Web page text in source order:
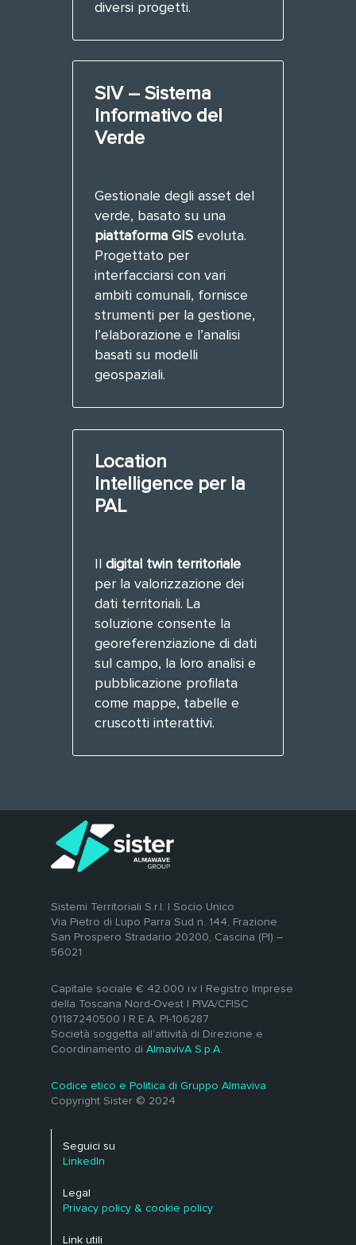
diversi progetti.
SIV – Sistema
Informativo del
Verde
Gestionale degli asset del
verde, basato su una
piattaforma GISevoluta.
Progettato per
interfacciarsi con vari
ambiti comunali, fornisce
strumenti per la gestione,
l’elaborazione e l’analisi
basati su modelli
geospaziali.
Location
Intelligence per la
PAL
digital twin territoriale
per la valorizzazione dei
dati territoriali. La
soluzione consente la
georeferenziazione di dati
sul campo, la loro analisi e
pubblicazione profilata
come mappe, tabelle e
cruscotti interattivi.
Sistemi Territoriali S.r.l. | Socio Unico
Via Pietro di Lupo Parra Sud n. 144, Frazione
San Prospero Stradario 20200, Cascina (PI) –
56021
Capitale sociale € 42.000 i.v | Registro Imprese
della Toscana Nord-Ovest | PIVA/CFISC
01187240500 | R.E.A. PI-106287
Società soggetta all’attività di Direzione e
Coordinamento diAlmavivA S.p.A.
Codice etico e Politica di Gruppo Almaviva
Copyright Sister © 2024
Seguici su
LinkedIn
Legal
Privacy policy & cookie policy
Link utili